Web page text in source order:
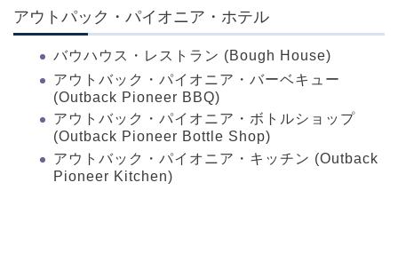
アウトパック・パイオニア・ホテル
バウハウス・レストラン (Bough House)
アウトバック・パイオニア・バーベキュー
(Outback Pioneer BBQ)
アウトバック・パイオニア・ボトルショップ
(Outback Pioneer Bottle Shop)
アウトバック・パイオニア・キッチン (Outback
Pioneer Kitchen)